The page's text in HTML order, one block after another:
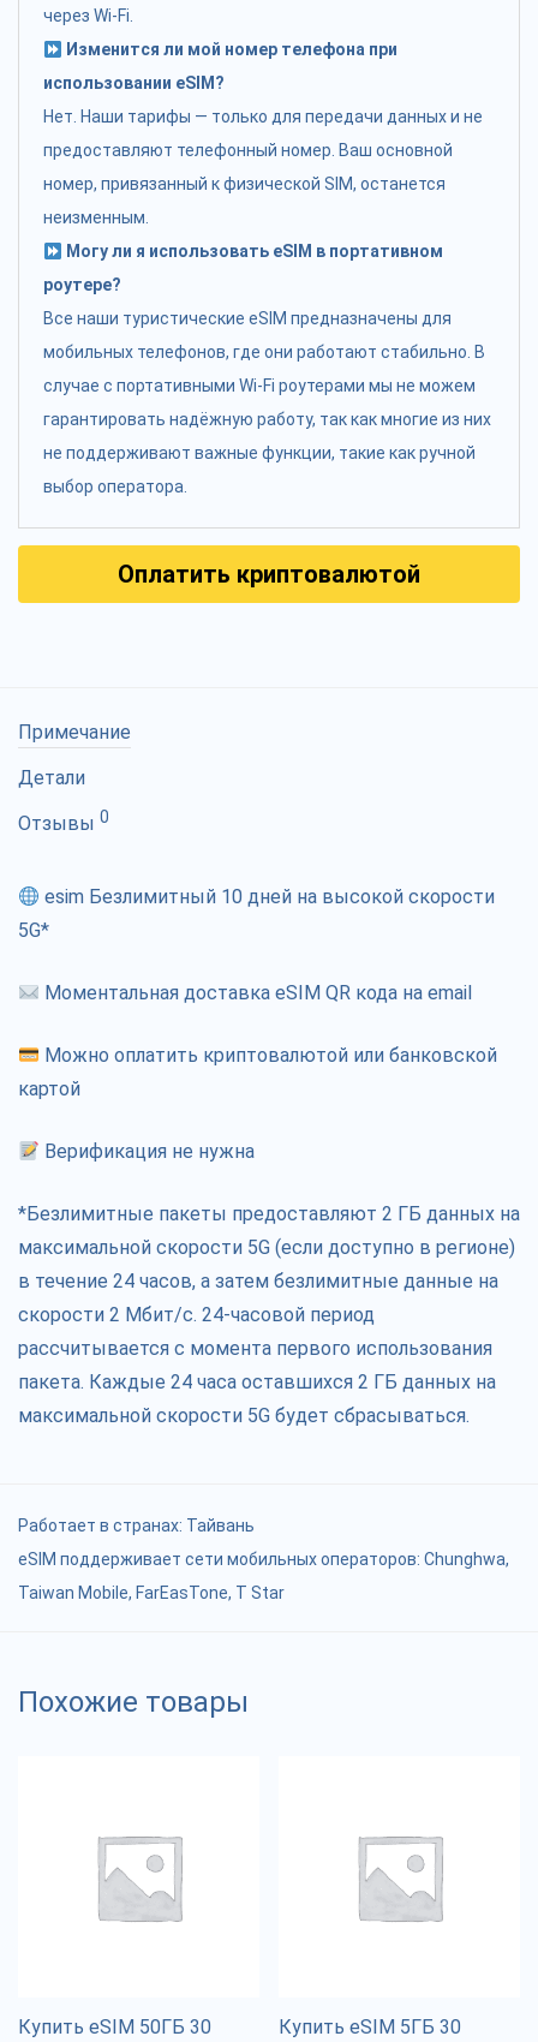
через Wi-Fi.
Изменится ли мой номер телефона при
использовании eSIM?
Нет. Наши тарифы — только для передачи данных и не
предоставляют телефонный номер. Ваш основной
номер, привязанный к физической SIM, останется
неизменным.
Могу ли я использовать eSIM в портативном
роутере?
Все наши туристические eSIM предназначены для
мобильных телефонов, где они работают стабильно. В
случае с портативными Wi-Fi роутерами мы не можем
гарантировать надёжную работу, так как многие из них
не поддерживают важные функции, такие как ручной
выбор оператора.
Оплатить криптовалютой
Примечание
Детали
Отзывы 0
esim Безлимитный 10 дней на высокой скорости
5G*
Моментальная доставка eSIM QR кода на email
Можно оплатить криптовалютой или банковской
картой
Верификация не нужна
*Безлимитные пакеты предоставляют 2 ГБ данных на
максимальной скорости 5G (если доступно в регионе)
в течение 24 часов, а затем безлимитные данные на
скорости 2 Мбит/с. 24-часовой период
рассчитывается с момента первого использования
пакета. Каждые 24 часа оставшихся 2 ГБ данных на
максимальной скорости 5G будет сбрасываться.
Работает в странах: Тайвань
eSIM поддерживает сети мобильных операторов: Chunghwa,
Taiwan Mobile, FarEasTone, T Star
Похожие товары
Купить eSIM 50ГБ 30
Купить eSIM 5ГБ 30